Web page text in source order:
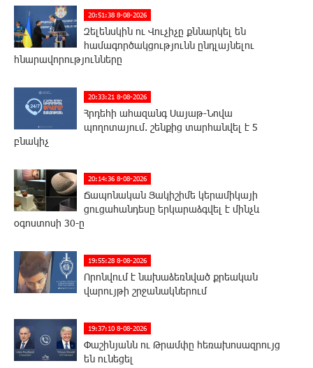
20:51:38 8-08-2026
Զելենսկին ու Վուչիչը քննարկել են
համագործակցությունն ընդլայնելու
հնարավորությունները
20:33:21 8-08-2026
Հրդեհի ահազանգ Սայաթ-Նովա
պողոտայում. շենքից տարհանվել է 5
բնակիչ
20:14:36 8-08-2026
Ճապոնական Յակիշիմե կերամիկայի
ցուցահանդեսը երկարաձգվել է մինչև
օգոստոսի 30-ը
19:55:28 8-08-2026
Որոնվում է նախաձեռնված քրեական
վարույթի շրջանակներում
19:37:10 8-08-2026
Փաշինյանն ու Թրամփը հեռախոսազրույց
են ունեցել